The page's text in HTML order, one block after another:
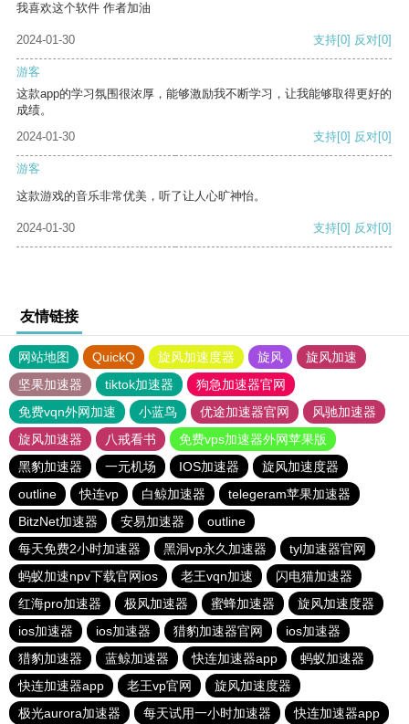
我喜欢这个软件 作者加油
2024-01-30 支持[0] 反对[0]
游客
这款app的学习氛围很浓厚，能够激励我不断学习，让我能够取得更好的
成绩。
2024-01-30
支持[0] 反对[0]
游客
这款游戏的音乐非常优美，听了让人心旷神怡。
2024-01-30 支持[0] 反对[0]
友情链接
网站地图 QuickQ 旋风加速度器 旋风
旋风加速
坚果加速器
tiktok加速器
狗急加速器官网
免费vqn外网加速
小蓝鸟 优途加速器官网
风驰加速器
旋风加速器
八戒看书
免费vps加速器外网苹果版
黑豹加速器
一元机场 IOS加速器
旋风加速度器
outline
快连vp 白鲸加速器
telegeram苹果加速器
BitzNet加速器
安易加速器
outline
每天免费2小时加速器
黑洞vp永久加速器
tyl加速器官网
蚂蚁加速npv下载官网ios
老王vqn加速
闪电猫加速器
红海pro加速器
极风加速器 蜜蜂加速器
旋风加速度器
ios加速器
ios加速器 猎豹加速器官网
ios加速器
猎豹加速器
蓝鲸加速器 快连加速器app
蚂蚁加速器
快连加速器app
老王vp官网
旋风加速度器
极光aurora加速器
每天试用一小时加速器 快连加速器app